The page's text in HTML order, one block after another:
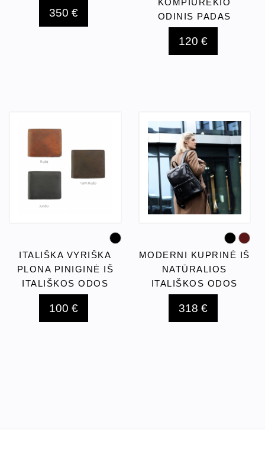
350 €
KOMPIUREKIO
ODINIS PADAS
120 €
ITALIŠKA VYRIŠKA
PLONA PINIGINĖ IŠ
ITALIŠKOS ODOS
100 €
MODERNI KUPRINĖ IŠ
NATŪRALIOS
ITALIŠKOS ODOS
318 €